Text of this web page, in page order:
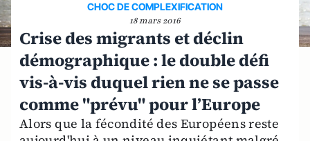
CHOC DE COMPLEXIFICATION
18 mars 2016
Crise des migrants et déclin
démographique : le double défi
vis-à-vis duquel rien ne se passe
comme "prévu" pour l’Europe
Alors que la fécondité des Européens reste